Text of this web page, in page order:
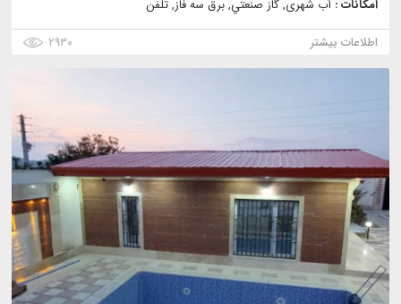
امکانات : آب شهری, گاز صنعتي, برق سه فاز, تلفن
اطلاعات بیشتر
۲۹۳۰